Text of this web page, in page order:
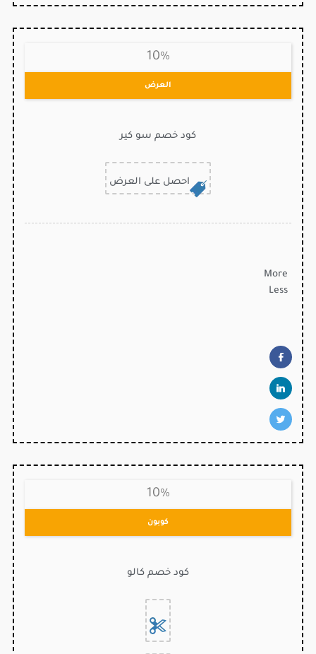
10%
العرض
كود خصم سو كير
احصل على العرض
More
Less
10%
كوبون
كود خصم كالو